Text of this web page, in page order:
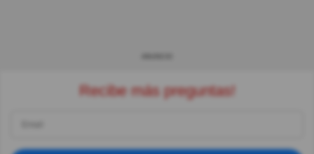
Recibe más preguntas!